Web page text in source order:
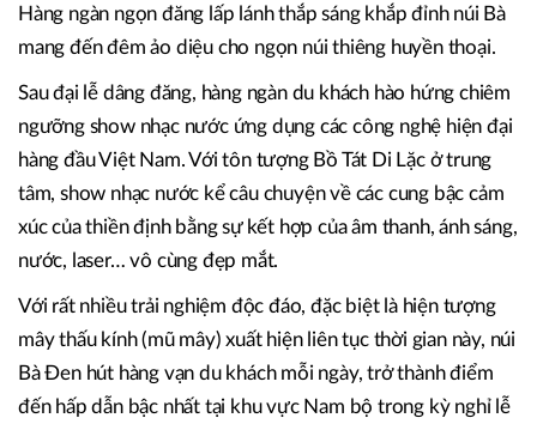
Hàng ngàn ngọn đăng lấp lánh thắp sáng khắp đỉnh núi Bà
mang đến đêm ảo diệu cho ngọn núi thiêng huyền thoại.
Sau đại lễ dâng đăng, hàng ngàn du khách hào hứng chiêm
ngưỡng show nhạc nước ứng dụng các công nghệ hiện đại
hàng đầu Việt Nam. Với tôn tượng Bồ Tát Di Lặc ở trung
tâm, show nhạc nước kể câu chuyện về các cung bậc cảm
xúc của thiền định bằng sự kết hợp của âm thanh, ánh sáng,
nước, laser… vô cùng đẹp mắt.
Với rất nhiều trải nghiệm độc đáo, đặc biệt là hiện tượng
mây thấu kính (mũ mây) xuất hiện liên tục thời gian này, núi
Bà Đen hút hàng vạn du khách mỗi ngày, trở thành điểm
đến hấp dẫn bậc nhất tại khu vực Nam bộ trong kỳ nghỉ lễ